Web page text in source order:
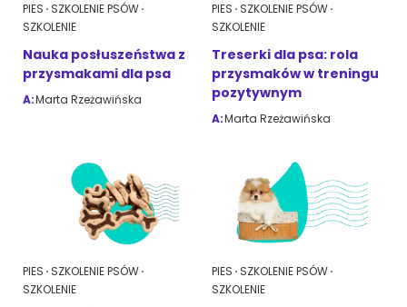
PIES SZKOLENIE PSÓW
SZKOLENIE
Nauka posłuszeństwa z
przysmakami dla psa
A:Marta Rzeżawińska
PIES SZKOLENIE PSÓW
SZKOLENIE
Treserki dla psa: rola
przysmaków w treningu
pozytywnym
A:Marta Rzeżawińska
PIES SZKOLENIE PSÓW
SZKOLENIE
PIES SZKOLENIE PSÓW
SZKOLENIE